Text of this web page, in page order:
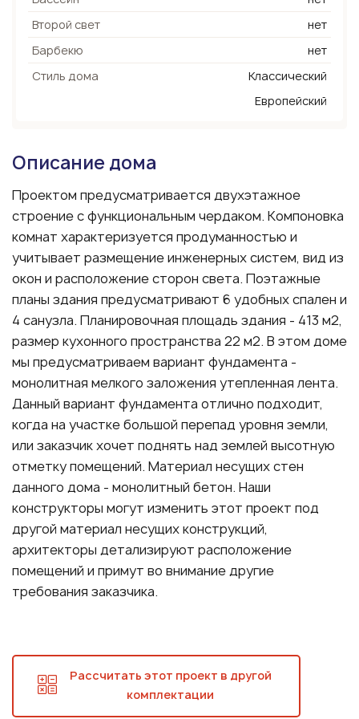
Второй свет
нет
Барбекю
нет
Стиль дома
Классический
Европейский
Описание дома
Проектом предусматривается двухэтажное
строение с функциональным чердаком. Компоновка
комнат характеризуется продуманностью и
учитывает размещение инженерных систем, вид из
окон и расположение сторон света. Поэтажные
планы здания предусматривают 6 удобных спален и
4 санузла. Планировочная площадь здания - 413 м2,
размер кухонного пространства 22 м2. В этом доме
мы предусматриваем вариант фундамента -
монолитная мелкого заложения утепленная лента.
Данный вариант фундамента отлично подходит,
когда на участке большой перепад уровня земли,
или заказчик хочет поднять над землей высотную
отметку помещений. Материал несущих стен
данного дома - монолитный бетон. Наши
конструкторы могут изменить этот проект под
другой материал несущих конструкций,
архитекторы детализируют расположение
помещений и примут во внимание другие
требования заказчика.
Рассчитать этот проект в другой
комплектации